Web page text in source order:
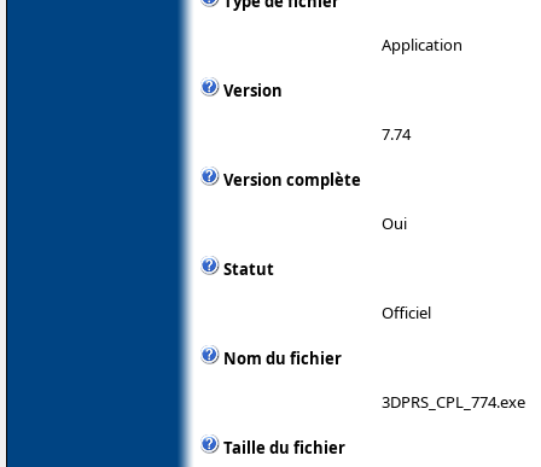
Application
Version
7.74
Version complète
Oui
Statut
Officiel
Nom du fichier
3DPRS_CPL_774.exe
Taille du fichier